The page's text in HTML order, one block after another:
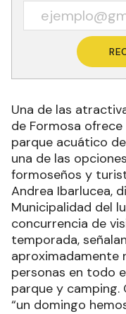
Una de las
de Formosa
parque acuático
una de las
formoseños y
Andrea Ibarlucea,
Municipalidad del
concurrencia de
temporada,
aproximadamente
personas en todo
parque y
“un domingo